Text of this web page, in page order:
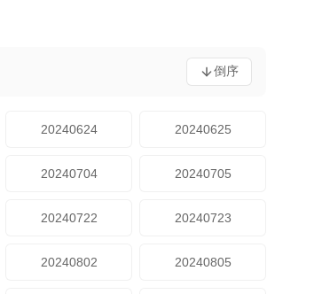
倒序
20240624 20240625
20240704 20240705
20240722 20240723
20240802 20240805